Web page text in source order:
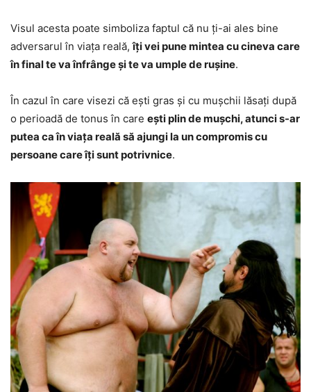
Visul acesta poate simboliza faptul că nu ți-ai ales bine
adversarul în viața reală,îți vei pune mintea cu cineva care
în final te va înfrânge și te va umple de rușine.
În cazul în care visezi că ești gras și cu mușchii lăsați după
o perioadă de tonus în care ești plin de mușchi, atunci s-ar
putea ca în viața reală să ajungi la un compromis cu
persoane care îți sunt potrivnice.